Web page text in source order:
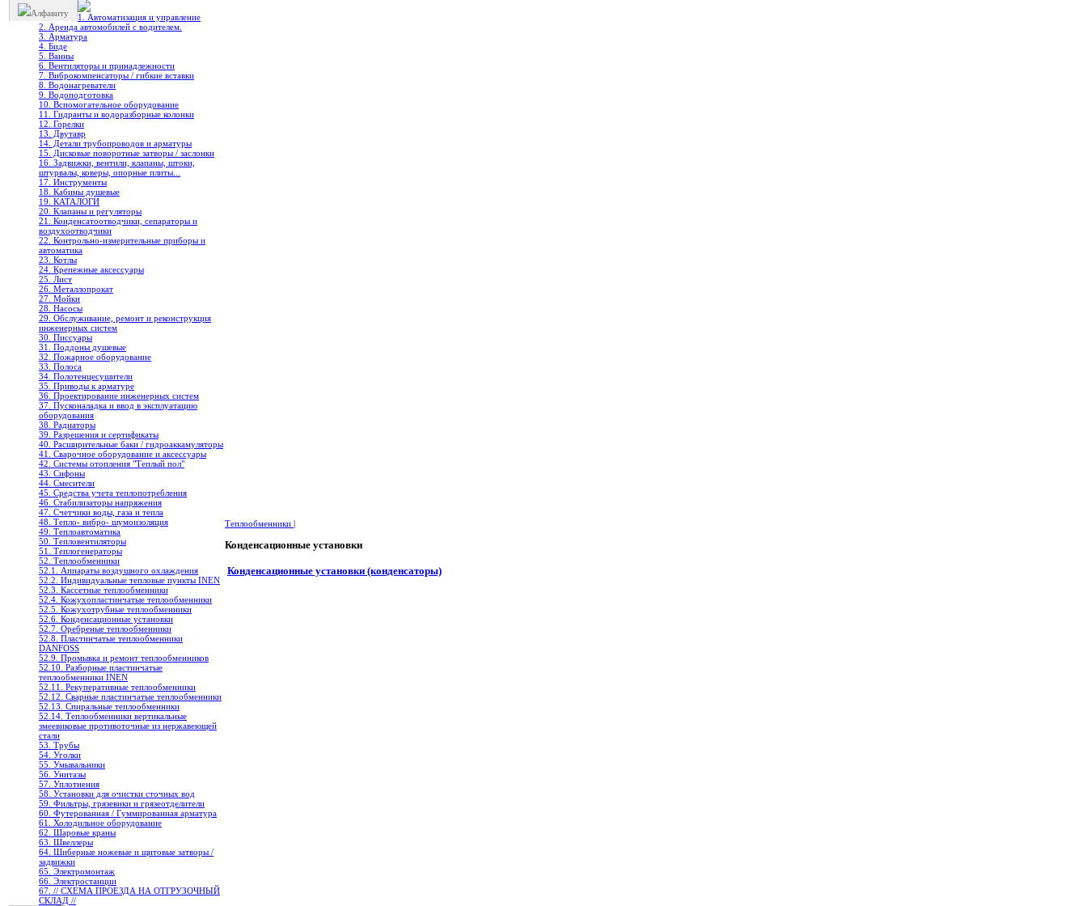
Алфавиту
1. Автоматизация и управление
2. Аренда автомобилей с водителем.
3. Арматура
4. Биде
5. Ванны
6. Вентиляторы и принадлежности
7. Виброкомпенсаторы / гибкие вставки
8. Водонагреватели
9. Водоподготовка
10. Вспомогательное оборудование
11. Гидранты и водоразборные колонки
12. Горелки
13. Двутавр
14. Детали трубопроводов и арматуры
15. Дисковые поворотные затворы / заслонки
16. Задвижки, вентили, клапаны, штоки,
штурвалы, коверы, опорные плиты...
17. Инструменты
18. Кабины душевые
19. КАТАЛОГИ
20. Клапаны и регуляторы
21. Конденсатоотводчики, сепараторы и
воздухоотводчики
22. Контрольно-измерительные приборы и
автоматика
23. Котлы
24. Крепежные аксессуары
25. Лист
26. Металлопрокат
27. Мойки
28. Насосы
29. Обслуживание, ремонт и реконструкция
инженерных систем
30. Писсуары
31. Поддоны душевые
32. Пожарное оборудование
33. Полоса
34. Полотенцесушители
35. Приводы к арматуре
36. Проектирование инженерных систем
37. Пусконаладка и ввод в эксплуатацию
оборудования
38. Радиаторы
39. Разрешения и сертификаты
40. Расширительные баки / гидроаккамуляторы
41. Сварочное оборудование и аксессуары
42. Системы отопления "Теплый пол"
43. Сифоны
44. Смесители
45. Средства учета теплопотребления
46. Стабилизаторы напряжения
47. Счетчики воды, газа и тепла
48. Тепло- вибро- шумоизоляция
49. Теплоавтоматика
50. Тепловентиляторы
51. Теплогенераторы
52. Теплообменники
52.1. Аппараты воздушного охлаждения
52.2. Индивидуальные тепловые пункты INEN
52.3. Кассетные теплообменники
52.4. Кожухопластинчатые теплообменники
52.5. Кожухотрубные теплообменники
52.6. Конденсационные установки
52.7. Оребреные теплообменники
52.8. Пластинчатые теплообменники
DANFOSS
52.9. Промывка и ремонт теплообменников
52.10. Разборные пластинчатые
теплообменники INEN
52.11. Рекуперативные теплообменники
52.12. Сварные пластинчатые теплообменники
52.13. Спиральные теплообменники
52.14. Теплообменники вертикальные
змеевиковые противоточные из нержавеющей
стали
53. Трубы
54. Уголки
55. Умывальники
56. Унитазы
57. Уплотнения
58. Установки для очистки сточных вод
59. Фильтры, грязевики и грязеотделители
60. Футерованная / Гуммированная арматура
61. Холодильное oборудование
62. Шаровые краны
63. Швеллеры
64. Шиберные ножевые и щитовые затворы /
задвижки
65. Электромонтаж
66. Электростанции
67. // СХЕМА ПРОЕЗДА НА ОТГРУЗОЧНЫЙ
СКЛАД //
Теплообменники |
Конденсационные установки
Конденсационные установки (конденсаторы)